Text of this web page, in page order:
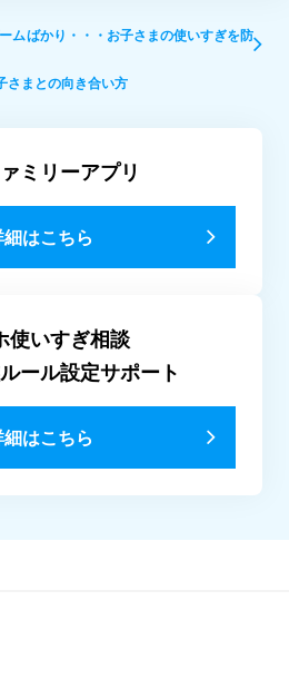
ムばかり・・・お子さまの使いすぎを防
さまとの向き合い方
ミリーアプリ
はこちら
使いすぎ相談
ール設定サポート
はこちら